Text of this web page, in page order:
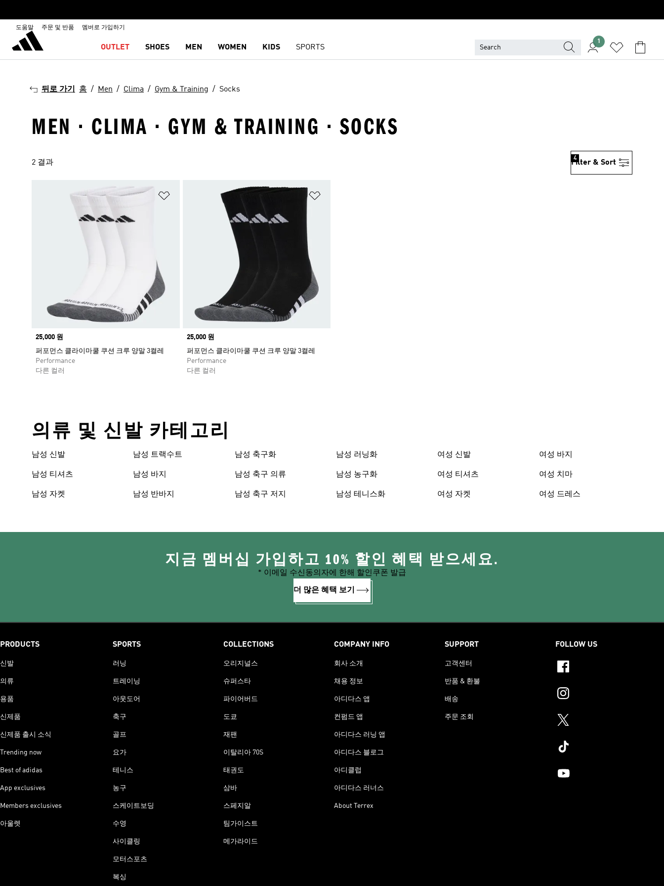
도움말 주문 및 반품 멤버로 가입하기
OUTLET SHOES MEN WOMEN KIDS SPORTS
1
뒤로 가기 홈 Men Clima Gym & Training Socks
MEN · CLIMA · GYM & TRAINING · SOCKS
2 결과 Filter & Sort
4
위시리스트 담기
Price
25,000 원
퍼포먼스 클라이마쿨 쿠션 크루 양말 3켤레
Performance
다른 컬러
Price
25,000 원
퍼포먼스 클라이마쿨 쿠션 크루 양말 3켤레
Performance
다른 컬러
의류 및 신발 카테고리
남성 신발
남성 티셔츠
남성 자켓
남성 트랙수트
남성 바지
남성 반바지
남성 축구화
남성 축구 의류
남성 축구 저지
남성 러닝화
남성 농구화
남성 테니스화
여성 신발
여성 티셔츠
여성 자켓
여성 바지
여성 치마
여성 드레스
지금 멤버십 가입하고 10% 할인 혜택 받으세요.
* 이메일 수신동의자에 한해 할인쿠폰 발급
더 많은 혜택 보기
PRODUCTS
신발
의류
용품
신제품
신제품 출시 소식
Trending now
Best of adidas
App exclusives
Members exclusives
아울렛
SPORTS
러닝
트레이닝
아웃도어
축구
골프
요가
테니스
농구
스케이트보딩
수영
사이클링
모터스포츠
복싱
COLLECTIONS
오리지널스
슈퍼스타
파이어버드
도쿄
재팬
이탈리아 70S
태권도
삼바
스페지알
팀가이스트
메가라이드
COMPANY INFO
회사 소개
채용 정보
아디다스 앱
컨펌드 앱
아디다스 러닝 앱
아디다스 블로그
아디클럽
아디다스 러너스
About Terrex
SUPPORT
고객센터
반품 & 환불
배송
주문 조회
FOLLOW US